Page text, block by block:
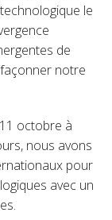
le
de
notre
octobre à
nous avons
pour
avec un